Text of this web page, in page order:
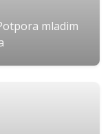
mladim